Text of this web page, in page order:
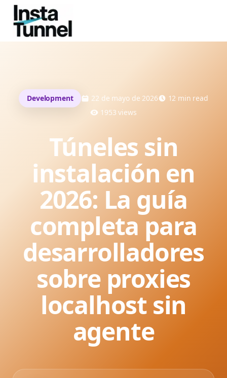
Development 22 de mayo de 2026 12 min read
1953 views
Túneles sin
instalación en
2026: La guía
completa para
desarrolladores
sobre proxies
localhost sin
agente